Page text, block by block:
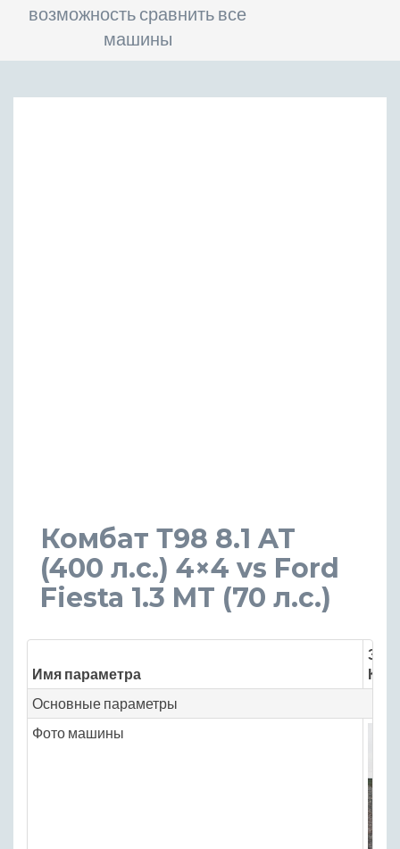
возможность сравнить все
машины
Комбат Т98 8.1 AT
(400 л.с.) 4×4 vs Ford
Fiesta 1.3 MT (70 л.с.)
Имя параметра
Основные параметры
Фото машины